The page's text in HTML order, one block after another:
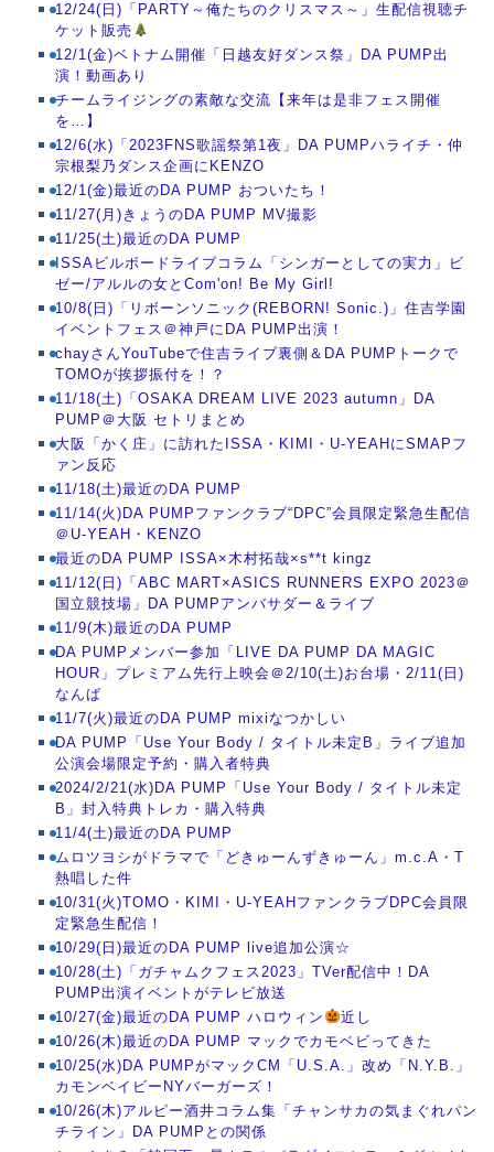
12/24(日)「PARTY～俺たちのクリスマス～」生配信視聴チ
ケット販売
12/1(金)ベトナム開催「日越友好ダンス祭」DA PUMP出
演！動画あり
チームライジングの素敵な交流【来年は是非フェス開催
を…】
12/6(水)「2023FNS歌謡祭第1夜」DA PUMPハライチ・仲
宗根梨乃ダンス企画にKENZO
12/1(金)最近のDA PUMP おついたち！
11/27(月)きょうのDA PUMP MV撮影
11/25(土)最近のDA PUMP
ISSAビルボードライブコラム「シンガーとしての実力」ビ
ゼー/アルルの女とCom'on! Be My Girl!
10/8(日)「リボーンソニック(REBORN! Sonic.)」住吉学園
イベントフェス＠神戸にDA PUMP出演！
chayさんYouTubeで住吉ライブ裏側＆DA PUMPトークで
TOMOが挨拶振付を！？
11/18(土)「OSAKA DREAM LIVE 2023 autumn」DA
PUMP＠大阪 セトリまとめ
大阪「かく庄」に訪れたISSA・KIMI・U-YEAHにSMAPフ
ァン反応
11/18(土)最近のDA PUMP
11/14(火)DA PUMPファンクラブ“DPC”会員限定緊急生配信
＠U-YEAH・KENZO
最近のDA PUMP ISSA×木村拓哉×s**t kingz
11/12(日)「ABC MART×ASICS RUNNERS EXPO 2023＠
国立競技場」DA PUMPアンバサダー＆ライブ
11/9(木)最近のDA PUMP
DA PUMPメンバー参加「LIVE DA PUMP DA MAGIC
HOUR」プレミアム先行上映会＠2/10(土)お台場・2/11(日)
なんば
11/7(火)最近のDA PUMP mixiなつかしい
DA PUMP「Use Your Body / タイトル未定B」ライブ追加
公演会場限定予約・購入者特典
2024/2/21(水)DA PUMP「Use Your Body / タイトル未定
B」封入特典トレカ・購入特典
11/4(土)最近のDA PUMP
ムロツヨシがドラマで「どきゅーんずきゅーん」m.c.A・T
熱唱した件
10/31(火)TOMO・KIMI・U-YEAHファンクラブDPC会員限
定緊急生配信！
10/29(日)最近のDA PUMP live追加公演☆
10/28(土)「ガチャムクフェス2023」TVer配信中！DA
PUMP出演イベントがテレビ放送
10/27(金)最近のDA PUMP ハロウィン
近し
10/26(木)最近のDA PUMP マックでカモベビってきた
10/25(水)DA PUMPがマックCM「U.S.A.」改め「N.Y.B.」
カモンベイビーNYバーガーズ！
10/26(木)アルピー酒井コラム集「チャンサカの気まぐれパン
チライン」DA PUMPとの関係